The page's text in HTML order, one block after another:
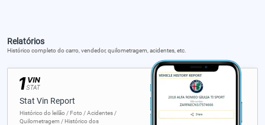
Relatórios
Histórico completo do carro, vendedor, quilometragem, acidentes, etc.
Stat Vin Report
Histórico do leilão / Foto / Acidentes /
Quilometragem / Histórico dos